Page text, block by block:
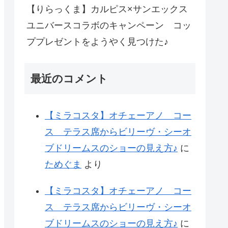
【りらっくま】カルピス×サンエックス
ユニバースコラボのキャンペーン コッ
ププレゼントをようやく見つけた♪
最近のコメント
【ミラコスタ】オチェーアノ コー
ス テラス席からビリーヴ・シーオ
ブドリームスのショーの見え方♪ に
ためぐま より
【ミラコスタ】オチェーアノ コー
ス テラス席からビリーヴ・シーオ
ブドリームスのショーの見え方♪ に